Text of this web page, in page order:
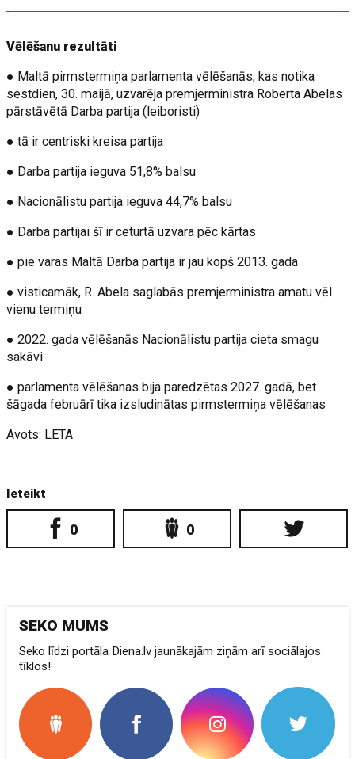
Vēlēšanu rezultāti
● Maltā pirmstermiņa parlamenta vēlēšanās, kas notika
sestdien, 30. maijā, uzvarēja premjerministra Roberta Abelas
pārstāvētā Darba partija (leiboristi)
● tā ir centriski kreisa partija
● Darba partija ieguva 51,8% balsu
● Nacionālistu partija ieguva 44,7% balsu
● Darba partijai šī ir ceturtā uzvara pēc kārtas
● pie varas Maltā Darba partija ir jau kopš 2013. gada
● visticamāk, R. Abela saglabās premjerministra amatu vēl
vienu termiņu
● 2022. gada vēlēšanās Nacionālistu partija cieta smagu
sakāvi
● parlamenta vēlēšanas bija paredzētas 2027. gadā, bet
šāgada februārī tika izsludinātas pirmstermiņa vēlēšanas
Avots: LETA
Ieteikt
0 0
SEKO MUMS
Seko līdzi portāla Diena.lv jaunākajām ziņām arī sociālajos
tīklos!